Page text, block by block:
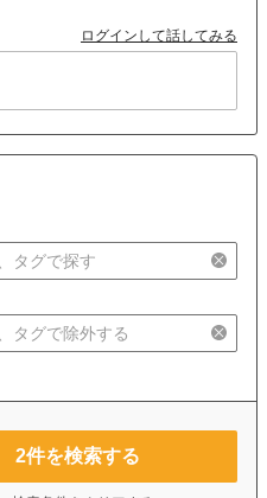
ログインして話してみる
2件を検索する